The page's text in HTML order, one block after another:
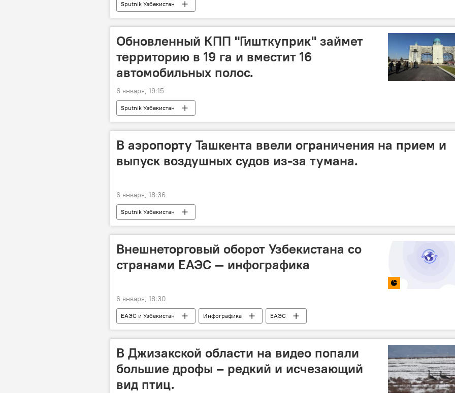
Sputnik Узбекистан
Обновленный КПП "Гишткуприк" займет
территорию в 19 га и вместит 16
автомобильных полос.
6 января, 19:15
Sputnik Узбекистан
В аэропорту Ташкента ввели ограничения на прием и
выпуск воздушных судов из-за тумана.
6 января, 18:36
Sputnik Узбекистан
Внешнеторговый оборот Узбекистана со
странами ЕАЭС — инфографика
6 января, 18:30
ЕАЭС и Узбекистан Инфографика
ЕАЭС
Узбекистан и ЕАЭС: перспективы возможной интеграции
Торговля
статистика
В Джизакской области на видео попали
большие дрофы – редкий и исчезающий
вид птиц.